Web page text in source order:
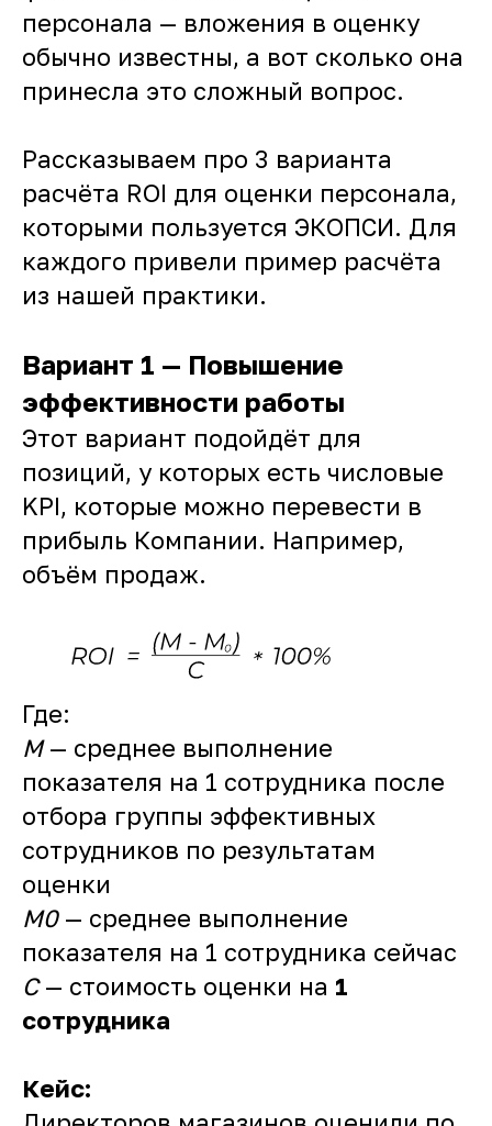
персонала — вложения в оценку
обычно известны, а вот сколько она
принесла это сложный вопрос.
Рассказываем про 3 варианта
расчёта ROI для оценки персонала,
которыми пользуется ЭКОПСИ. Для
каждого привели пример расчёта
из нашей практики.
Вариант 1 — Повышение
эффективности работы
Этот вариант подойдёт для
позиций, у которых есть числовые
KPI, которые можно перевести в
прибыль Компании. Например,
объём продаж.
Где:
M— среднее выполнение
показателя на 1 сотрудника после
отбора группы эффективных
сотрудников по результатам
оценки
M0— среднее выполнение
показателя на 1 сотрудника сейчас
C— стоимость оценки на 1
сотрудника
Кейс: